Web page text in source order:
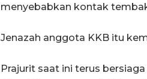
menyebabkan kontak
Jenazah anggota KKB itu
Prajurit saat ini terus